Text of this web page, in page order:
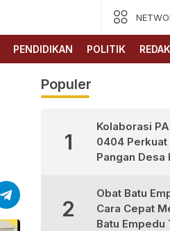
PENDIDIKAN POLITIK
Populer
1
Kolaborasi
0404 Perkuat
Pangan
2
Obat Batu
Cara Cepat
Batu Empedu